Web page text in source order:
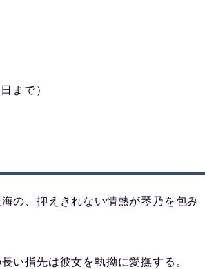
まで）
の、抑えきれない情熱が琴乃を包み
い指先は彼女を執拗に愛撫する。